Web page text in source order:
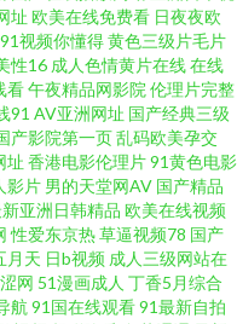
也资源站 海角综合福利导航 欧
人超碰A 九九福利视频 另类色
频91在线国产 av大全观看网址
站 九一蜜桃出品 日本污污网站
干 日本四虎AV蜜桃 伊人久久黑
址 欧美在线免费看 日夜夜欧
91视频你懂得黄色三级片毛片
性16 成人色情黄片在线在线
看午夜精品网影院 伦理片完整
91 AV亚洲网址 国产经典三级
产影院第一页乱码欧美孕交
址 香港电影伦理片91黄色电影
影片 男的天堂网AV 国产精品
亚洲日韩精品 欧美在线视频
性爱东京热草逼视频78 国产
月天 日b视频 成人三级网站在
网 51漫画成人 丁香5月综合
航 91国在线观看91最新自拍